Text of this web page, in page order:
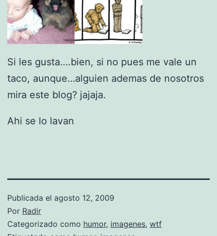
Si les gusta….bien, si no pues me vale un
taco, aunque…alguien ademas de nosotros
mira este blog? jajaja.
Ahi se lo lavan
Publicada el agosto 12, 2009
Por Radir
Categorizado como humor, imagenes, wtf